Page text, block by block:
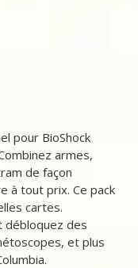
pour BioShock
armes,
de façon
à tout prix. Ce pack
cartes.
débloquez des
et plus